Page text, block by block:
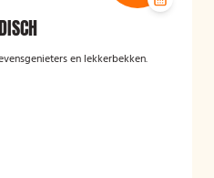
en lekkerbekken.